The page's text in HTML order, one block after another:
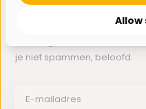
je niet spammen, beloofd.